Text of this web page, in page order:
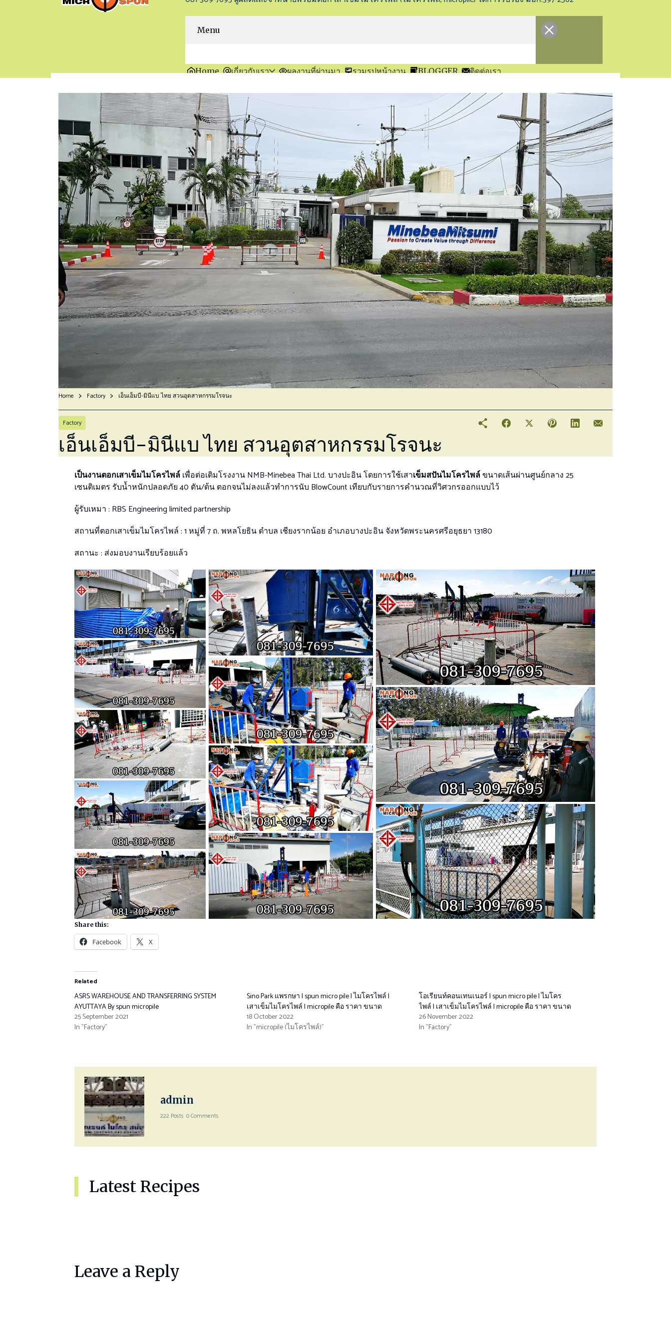
Menu
Home เกี่ยวกับเรา ผลงานที่ผ่านมา รวมรูปหน้างาน BLOGGER ติดต่อเรา
Home Factory เอ็นเอ็มบี-มินีแบ ไทย สวนอุตสาหกรรมโรจนะ
Factory
เอ็นเอ็มบี-มินีแบ ไทย สวนอุตสาหกรรมโรจนะ
เป็นงานตอกเสาเข็มไมโครไพล์เพื่อต่อเติมโรงงาน NMB-Minebea Thai Ltd. บางปะอินโดยการใช้เสาเข็มสปันไมโครไพล์ขนาดเส้นผ่านศูนย์กลาง 25
เซนติเมตร รับน้ำหนักปลอดภัย 40 ตัน/ต้น ตอกจนไม่ลงแล้วทำการนับ BlowCount เทียบกับรายการคำนวณที่วิศวกรออกแบบไว้
ผู้รับเหมา : RBS Engineering limited partnership
สถานที่ตอกเสาเข็มไมโครไพล์ : 1 หมู่ที่ 7 ถ. พหลโยธิน ตำบล เชียงรากน้อย อำเภอบางปะอิน จังหวัดพระนครศรีอยุธยา 13180
สถานะ : ส่งมอบงานเรียบร้อยแล้ว
Share this:
Facebook X
Related
ASRS WAREHOUSE AND TRANSFERRING SYSTEM
AYUTTAYA By spun micropile
25 September 2021
In "Factory"
Sino Park แพรกษา | spun micro pile | ไมโครไพล์ |
เสาเข็มไมโครไพล์ | micropile คือ ราคา ขนาด
18 October 2022
In "micropile (ไมโครไพล์)"
โอเรียนท์คอนเทนเนอร์ | spun micro pile | ไมโคร
ไพล์ | เสาเข็มไมโครไพล์ | micropile คือ ราคา ขนาด
26 November 2022
In "Factory"
admin
222 Posts 0 Comments
Latest Recipes
Leave a Reply